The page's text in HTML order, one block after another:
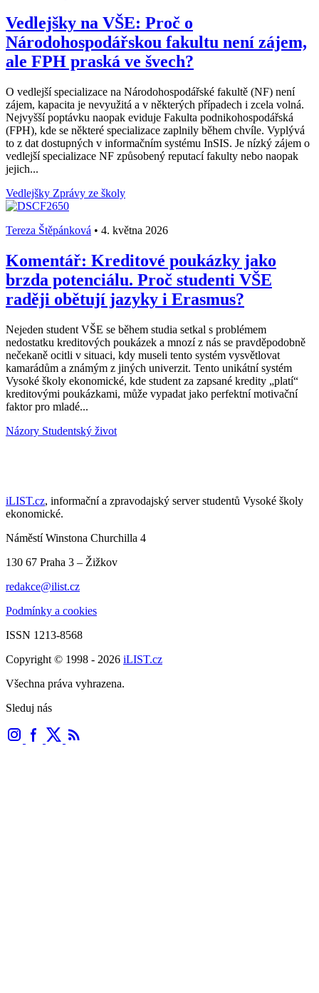
Vedlejšky na VŠE: Proč o
Národohospodářskou fakultu není zájem,
ale FPH praská ve švech?
O vedlejší specializace na Národohospodářské fakultě (NF) není
zájem, kapacita je nevyužitá a v některých případech i zcela volná.
Nejvyšší poptávku naopak eviduje Fakulta podnikohospodářská
(FPH), kde se některé specializace zaplnily během chvíle. Vyplývá
to z dat dostupných v informačním systému InSIS. Je nízký zájem o
vedlejší specializace NF způsobený reputací fakulty nebo naopak
jejich...
Vedlejšky Zprávy ze školy
Tereza Štěpánková • 4. května 2026
Komentář: Kreditové poukázky jako
brzda potenciálu. Proč studenti VŠE
raději obětují jazyky i Erasmus?
Nejeden student VŠE se během studia setkal s problémem
nedostatku kreditových poukázek a mnozí z nás se pravděpodobně
nečekaně ocitli v situaci, kdy museli tento systém vysvětlovat
kamarádům a známým z jiných univerzit. Tento unikátní systém
Vysoké školy ekonomické, kde student za zapsané kredity „platí“
kreditovými poukázkami, může vypadat jako perfektní motivační
faktor pro mladé...
Názory Studentský život
iLIST.cz, informační a zpravodajský server studentů Vysoké školy
ekonomické.
Náměstí Winstona Churchilla 4
130 67 Praha 3 – Žižkov
redakce@ilist.cz
Podmínky a cookies
ISSN 1213-8568
Copyright © 1998 - 2026 iLIST.cz
Všechna práva vyhrazena.
Sleduj nás